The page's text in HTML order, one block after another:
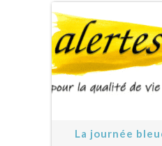
La journée